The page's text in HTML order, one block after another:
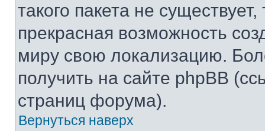
такого пакета не
прекрасная возможность
миру свою локализацию.
получить на сайте phpBB
страниц форума).
Вернуться наверх